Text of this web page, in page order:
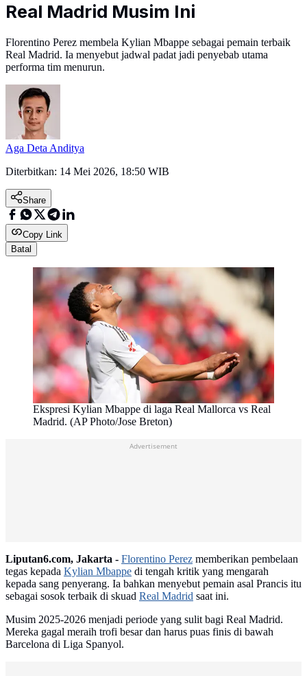
Real Madrid Musim Ini
Florentino Perez membela Kylian Mbappe sebagai pemain terbaik
Real Madrid. Ia menyebut jadwal padat jadi penyebab utama
performa tim menurun.
Aga Deta Anditya
Diterbitkan: 14 Mei 2026, 18:50 WIB
Share
Copy Link
Batal
Ekspresi Kylian Mbappe di laga Real Mallorca vs Real
Madrid. (AP Photo/Jose Breton)
Advertisement
Liputan6.com, Jakarta - Florentino Perez memberikan pembelaan
tegas kepada Kylian Mbappe di tengah kritik yang mengarah
kepada sang penyerang. Ia bahkan menyebut pemain asal Prancis itu
sebagai sosok terbaik di skuad Real Madrid saat ini.
Musim 2025-2026 menjadi periode yang sulit bagi Real Madrid.
Mereka gagal meraih trofi besar dan harus puas finis di bawah
Barcelona di Liga Spanyol.